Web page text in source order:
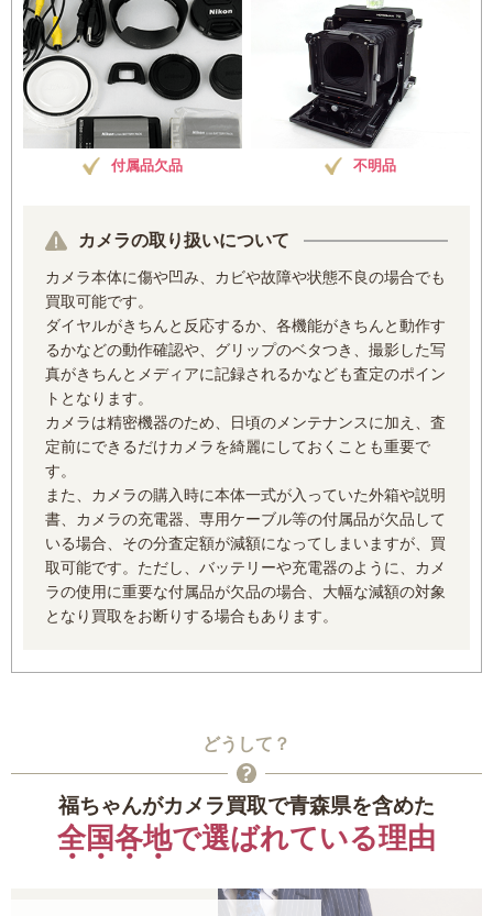
付属品欠品 不明品
カメラの取り扱いについて
カメラ本体に傷や凹み、カビや故障や状態不良の場合でも
買取可能です。
ダイヤルがきちんと反応するか、各機能がきちんと動作す
るかなどの動作確認や、グリップのベタつき、撮影した写
真がきちんとメディアに記録されるかなども査定のポイン
トとなります。
カメラは精密機器のため、日頃のメンテナンスに加え、査
定前にできるだけカメラを綺麗にしておくことも重要で
す。
また、カメラの購入時に本体一式が入っていた外箱や説明
書、カメラの充電器、専用ケーブル等の付属品が欠品して
いる場合、その分査定額が減額になってしまいますが、買
取可能です。ただし、バッテリーや充電器のように、カメ
ラの使用に重要な付属品が欠品の場合、大幅な減額の対象
となり買取をお断りする場合もあります。
どうして？
福ちゃんがカメラ買取で青森県を含めた
全国各地で選ばれている理由